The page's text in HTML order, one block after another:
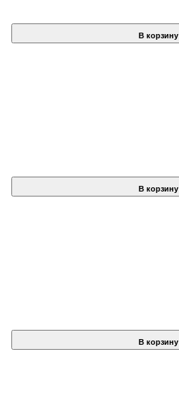
В корзину
В корзину
В корзину